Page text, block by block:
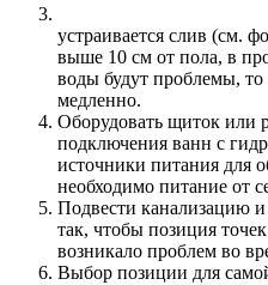
устраивается слив (см.
выше 10 см от пола, в
воды будут проблемы, то
медленно.
Оборудовать щиток или
подключения ванн с
источники питания для
необходимо питание от
Подвести канализацию
так, чтобы позиция
возникало проблем во
Выбор позиции для